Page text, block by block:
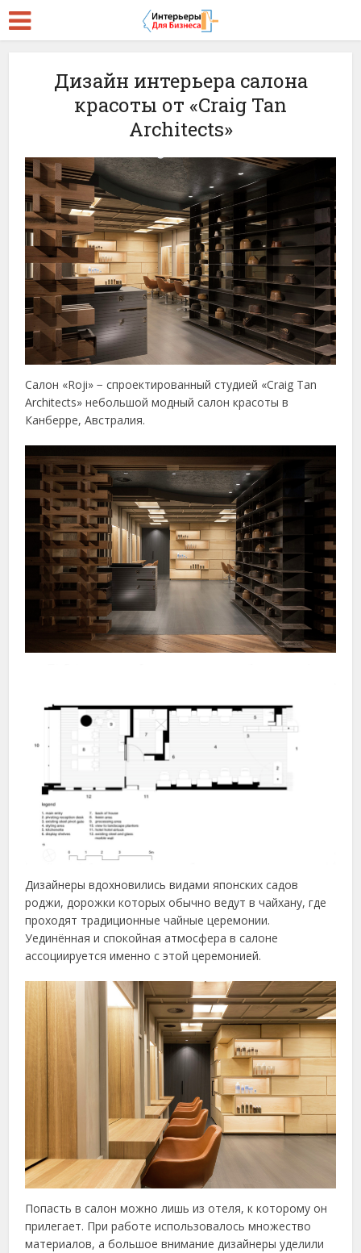
Дизайн интерьера салона
красоты от «Craig Tan
Architects»
Салон «Roji» − спроектированный студией «Craig Tan
Architects» небольшой модный салон красоты в
Канберре, Австралия.
Дизайнеры вдохновились видами японских садов
роджи, дорожки которых обычно ведут в чайхану, где
проходят традиционные чайные церемонии.
Уединённая и спокойная атмосфера в салоне
ассоциируется именно с этой церемонией.
Попасть в салон можно лишь из отеля, к которому он
прилегает. При работе использовалось множество
материалов, а большое внимание дизайнеры уделили